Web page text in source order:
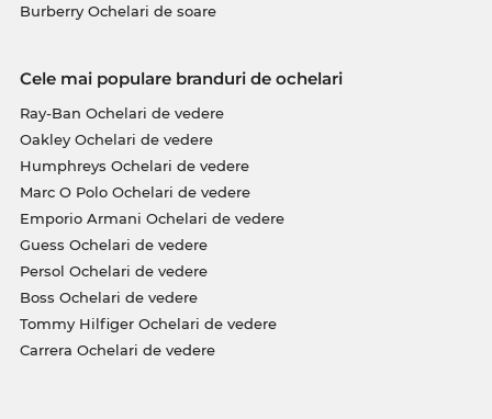
Burberry Ochelari de soare
Cele mai populare branduri de ochelari
Ray-Ban Ochelari de vedere
Oakley Ochelari de vedere
Humphreys Ochelari de vedere
Marc O Polo Ochelari de vedere
Emporio Armani Ochelari de vedere
Guess Ochelari de vedere
Persol Ochelari de vedere
Boss Ochelari de vedere
Tommy Hilfiger Ochelari de vedere
Carrera Ochelari de vedere